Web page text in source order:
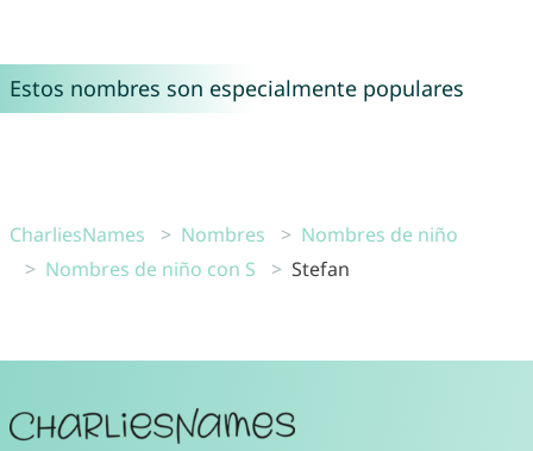
Estos nombres son especialmente populares
CharliesNames Nombres
Nombres de niño
Nombres de niño con S
Stefan